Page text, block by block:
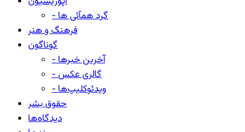
- گرد همآئی ها
فرهنگ و هنر
گوناگون
- آخرین خبرها
- گالری عکس
- ویدئوکلیپ‌ها
حقوق بشر
دیدگاه‌ها